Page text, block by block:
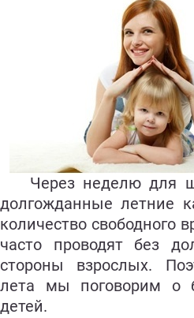
Через неделю для
долгожданные летние
количество свободного
часто проводят без
стороны взрослых.
лета мы поговорим о
детей.